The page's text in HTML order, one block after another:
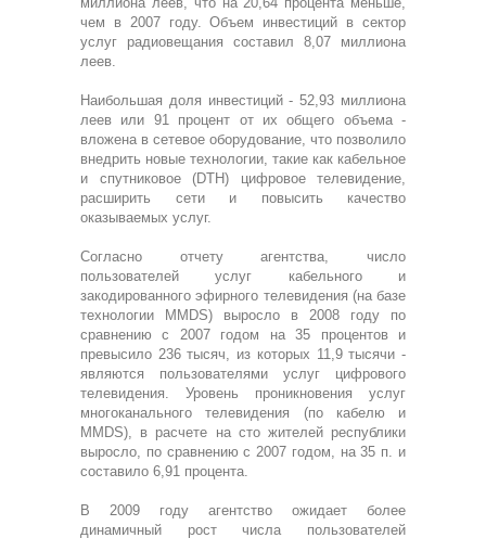
чем в 2007 году. Объем инвестиций в сектор
услуг радиовещания составил 8,07 миллиона
леев.
Наибольшая доля инвестиций - 52,93 миллиона
леев или 91 процент от их общего объема -
вложена в сетевое оборудование, что позволило
внедрить новые технологии, такие как кабельное
и спутниковое (DTH) цифровое телевидение,
расширить сети и повысить качество
оказываемых услуг.
Согласно отчету агентства, число
пользователей услуг кабельного и
закодированного эфирного телевидения (на базе
технологии MMDS) выросло в 2008 году по
сравнению с 2007 годом на 35 процентов и
превысило 236 тысяч, из которых 11,9 тысячи -
являются пользователями услуг цифрового
телевидения. Уровень проникновения услуг
многоканального телевидения (по кабелю и
MMDS), в расчете на сто жителей республики
выросло, по сравнению с 2007 годом, на 35 п. и
составило 6,91 процента.
В 2009 году агентство ожидает более
динамичный рост числа пользователей